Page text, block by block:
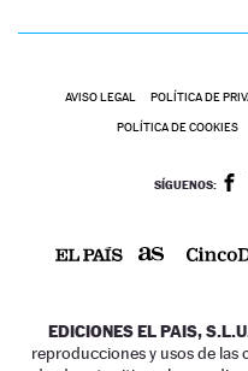
AVISO LEGAL POLÍTICA DE
POLÍTICA DE COOKIES
SÍGUENOS:
EDICIONES EL PAIS,
reproducciones y usos de las